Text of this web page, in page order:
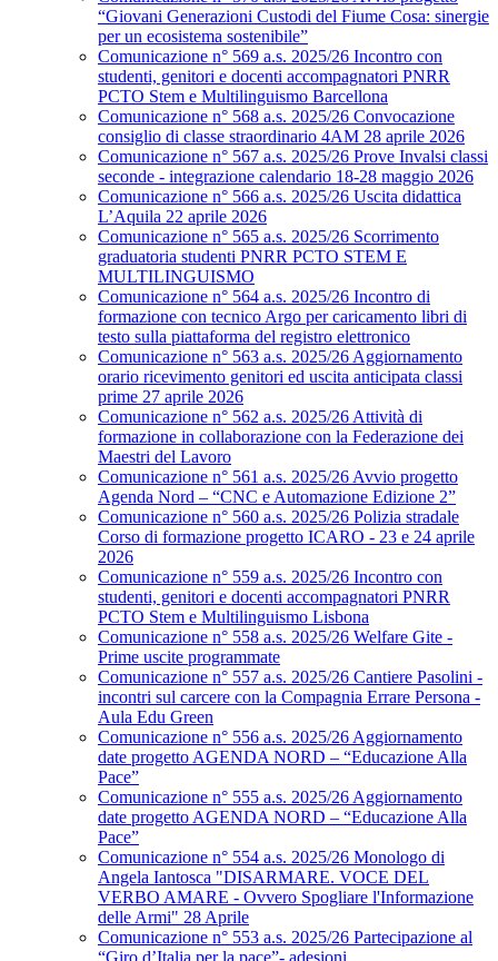
“Giovani Generazioni Custodi del Fiume Cosa: sinergie
per un ecosistema sostenibile”
Comunicazione n° 569 a.s. 2025/26 Incontro con
studenti, genitori e docenti accompagnatori PNRR
PCTO Stem e Multilinguismo Barcellona
Comunicazione n° 568 a.s. 2025/26 Convocazione
consiglio di classe straordinario 4AM 28 aprile 2026
Comunicazione n° 567 a.s. 2025/26 Prove Invalsi classi
seconde - integrazione calendario 18-28 maggio 2026
Comunicazione n° 566 a.s. 2025/26 Uscita didattica
L’Aquila 22 aprile 2026
Comunicazione n° 565 a.s. 2025/26 Scorrimento
graduatoria studenti PNRR PCTO STEM E
MULTILINGUISMO
Comunicazione n° 564 a.s. 2025/26 Incontro di
formazione con tecnico Argo per caricamento libri di
testo sulla piattaforma del registro elettronico
Comunicazione n° 563 a.s. 2025/26 Aggiornamento
orario ricevimento genitori ed uscita anticipata classi
prime 27 aprile 2026
Comunicazione n° 562 a.s. 2025/26 Attività di
formazione in collaborazione con la Federazione dei
Maestri del Lavoro
Comunicazione n° 561 a.s. 2025/26 Avvio progetto
Agenda Nord – “CNC e Automazione Edizione 2”
Comunicazione n° 560 a.s. 2025/26 Polizia stradale
Corso di formazione progetto ICARO - 23 e 24 aprile
2026
Comunicazione n° 559 a.s. 2025/26 Incontro con
studenti, genitori e docenti accompagnatori PNRR
PCTO Stem e Multilinguismo Lisbona
Comunicazione n° 558 a.s. 2025/26 Welfare Gite -
Prime uscite programmate
Comunicazione n° 557 a.s. 2025/26 Cantiere Pasolini -
incontri sul carcere con la Compagnia Errare Persona -
Aula Edu Green
Comunicazione n° 556 a.s. 2025/26 Aggiornamento
date progetto AGENDA NORD – “Educazione Alla
Pace”
Comunicazione n° 555 a.s. 2025/26 Aggiornamento
date progetto AGENDA NORD – “Educazione Alla
Pace”
Comunicazione n° 554 a.s. 2025/26 Monologo di
Angela Iantosca "DISARMARE. VOCE DEL
VERBO AMARE - Ovvero Spogliare l'Informazione
delle Armi" 28 Aprile
Comunicazione n° 553 a.s. 2025/26 Partecipazione al